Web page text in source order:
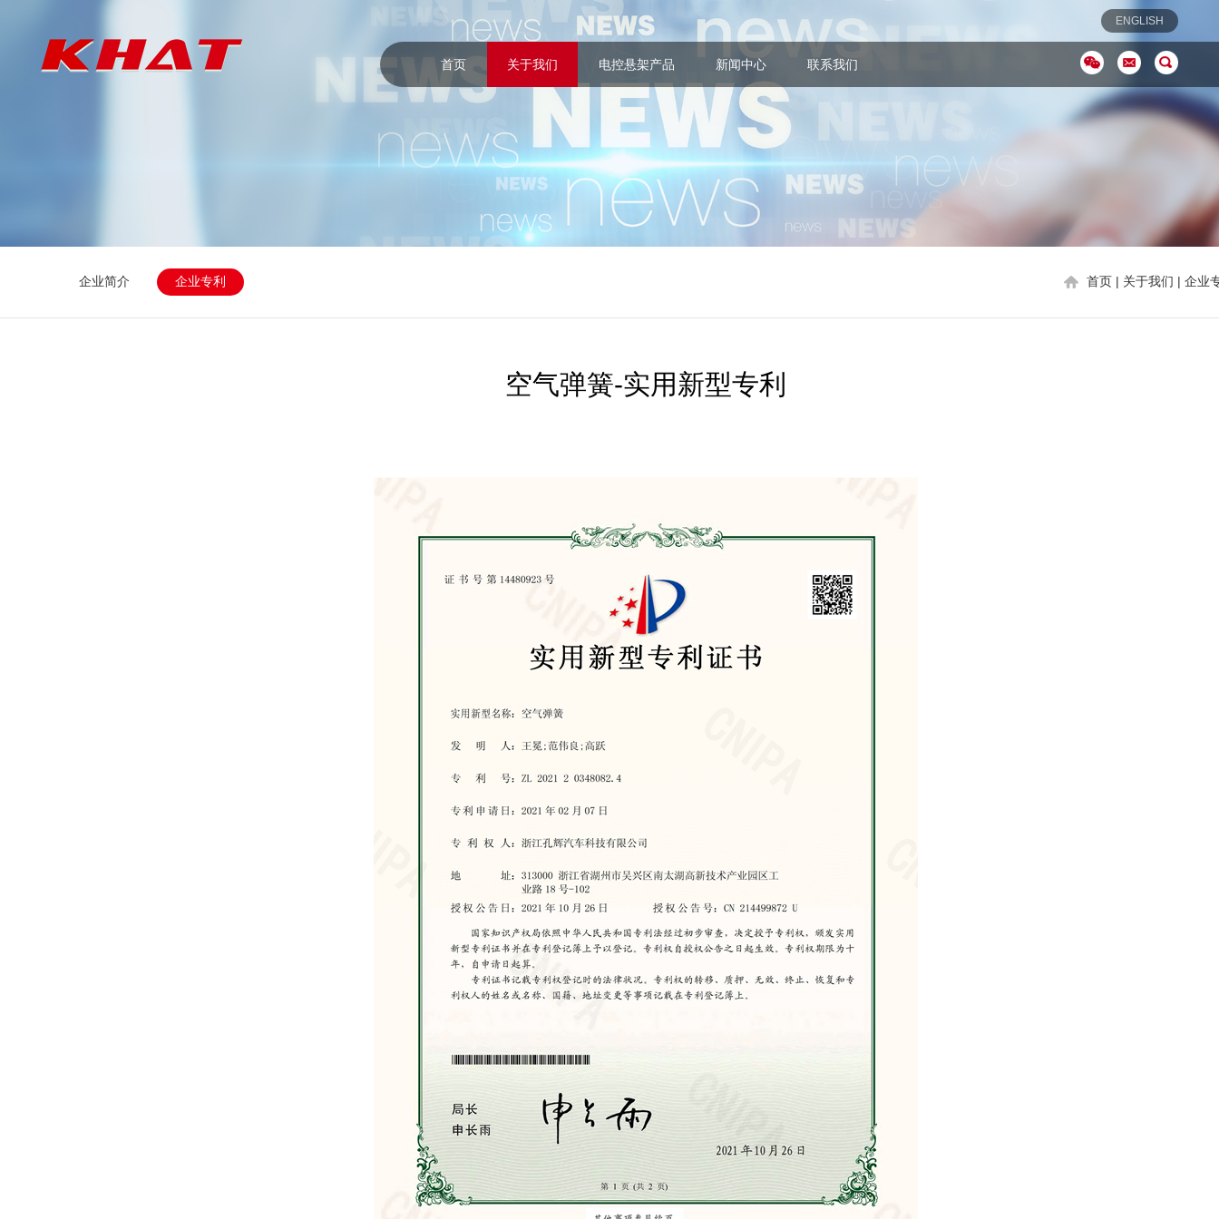
ENGLISH
首页 关于我们 电控悬架产品 新闻中心 联系我们
首页| 关于我们 | 企业
企业简介 企业专利
空气弹簧-实用新型专利